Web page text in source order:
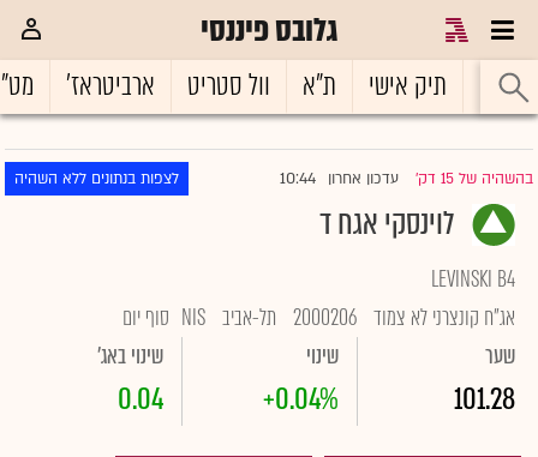
גלובס פיננסי
ראשי תיק אישי ת"א וול סטריט ארביטראז'
בהשהיה של 15 דק' |עדכון אחרון 10:44 לצפות בנתונים ללא השהיה
לוינסקי אגח ד
LEVINSKI B4
אג"ח קונצרני לא צמוד 2000206 תל-אביב NIS סוף יום
שער
101.28
שינוי
+0.04%
שינוי באג'
0.04